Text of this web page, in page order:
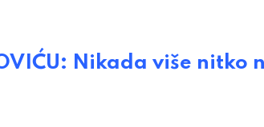
Nikada više nitko